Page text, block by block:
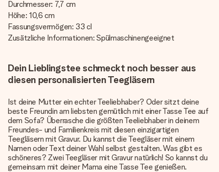
Durchmesser: 7,7 cm
Höhe: 10,6 cm
Fassungsvermögen: 33 cl
Zusätzliche Informationen: Spülmaschinengeeignet
Dein Lieblingstee schmeckt noch besser aus
diesen personalisierten Teegläsern
Ist deine Mutter ein echter Teeliebhaber? Oder sitzt deine
beste Freundin am liebsten gemütlich mit einer Tasse Tee auf
dem Sofa? Überrasche die größten Teeliebhaber in deinem
Freundes- und Familienkreis mit diesen einzigartigen
Teegläsern mit Gravur. Du kannst die Teegläser mit einem
Namen oder Text deiner Wahl selbst gestalten. Was gibt es
schöneres? Zwei Teegläser mit Gravur natürlich! So kannst du
gemeinsam mit deiner Mama eine Tasse Tee genießen.